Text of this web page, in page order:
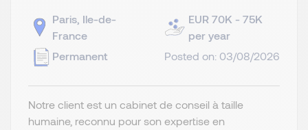
Paris, Ile-de-
France
Permanent
EUR 70K - 75K
per year
Posted on: 03/08/2026
Notre client est un cabinet de conseil à taille
humaine, reconnu pour son expertise en